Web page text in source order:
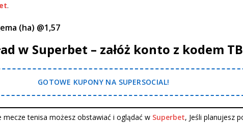
.
(ha) @1,57
w Superbet – załóż konto z kodem
GOTOWE KUPONY NA SUPERSOCIAL!
mecze tenisa możesz obstawiać i oglądać w Superbet, Jeśli planujesz